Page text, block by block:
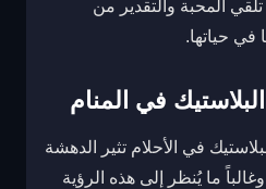
المحبة والتقدير من
في حياتها.
في المنام
في الأحلام تثير الدهشة
ما يُنظر إلى هذه الرؤية